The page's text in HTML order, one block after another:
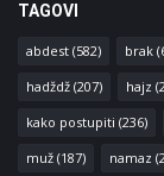
TAGOVI
abdest (582) brak
hadždž (207) hajz
kako postupiti (236)
muž (187) namaz